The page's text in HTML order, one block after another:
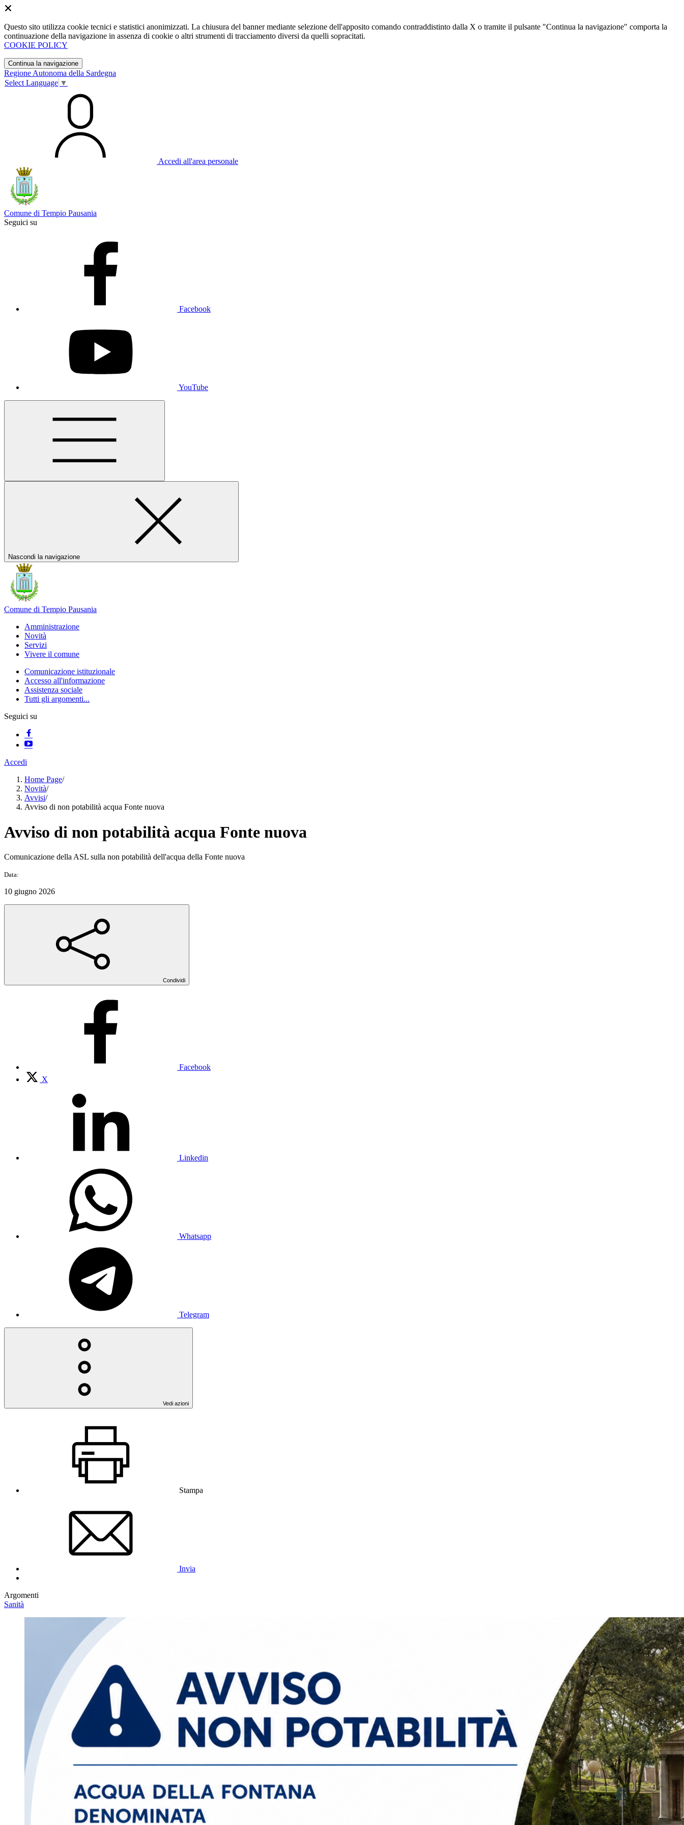
Questo sito utilizza cookie tecnici e statistici anonimizzati. La chiusura del banner mediante selezione dell'apposito comando contraddistinto dalla X o tramite il pulsante "Continua la navigazione" comporta la
continuazione della navigazione in assenza di cookie o altri strumenti di tracciamento diversi da quelli sopracitati.
COOKIE POLICY
Continua la navigazione
Regione Autonoma della Sardegna
Select Language ▼
Accedi all'area personale
Comune di Tempio Pausania
Seguici su
Facebook
YouTube
Nascondi la navigazione
Comune di Tempio Pausania
Amministrazione
Novità
Servizi
Vivere il comune
Comunicazione istituzionale
Accesso all'informazione
Assistenza sociale
Tutti gli argomenti...
Seguici su
Accedi
Home Page/
Novità/
Avvisi/
Avviso di non potabilità acqua Fonte nuova
Avviso di non potabilità acqua Fonte nuova
Comunicazione della ASL sulla non potabilità dell'acqua della Fonte nuova
Data:
10 giugno 2026
Condividi
Facebook
X
Linkedin
Whatsapp
Telegram
Vedi azioni
Stampa
Invia
Argomenti
Sanità